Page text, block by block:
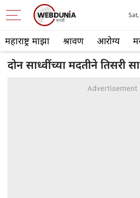
महाराष्ट्र माझा श्रावण आरोग्य
दोन साध्वींच्या मदतीने तिसरी